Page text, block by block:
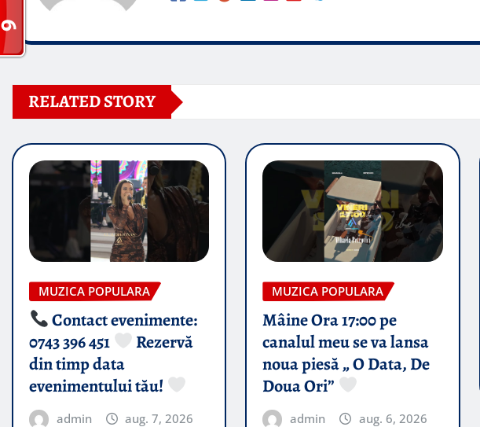
RELATED STORY
MUZICA POPULARA
Contact evenimente:
0743 396 451
Rezervă
din timp data
evenimentului tău!
admin aug. 7, 2026
MUZICA POPULARA
Mâine Ora 17:00 pe
canalul meu se va lansa
noua piesă „ O Data, De
Doua Ori”
admin aug. 6, 2026